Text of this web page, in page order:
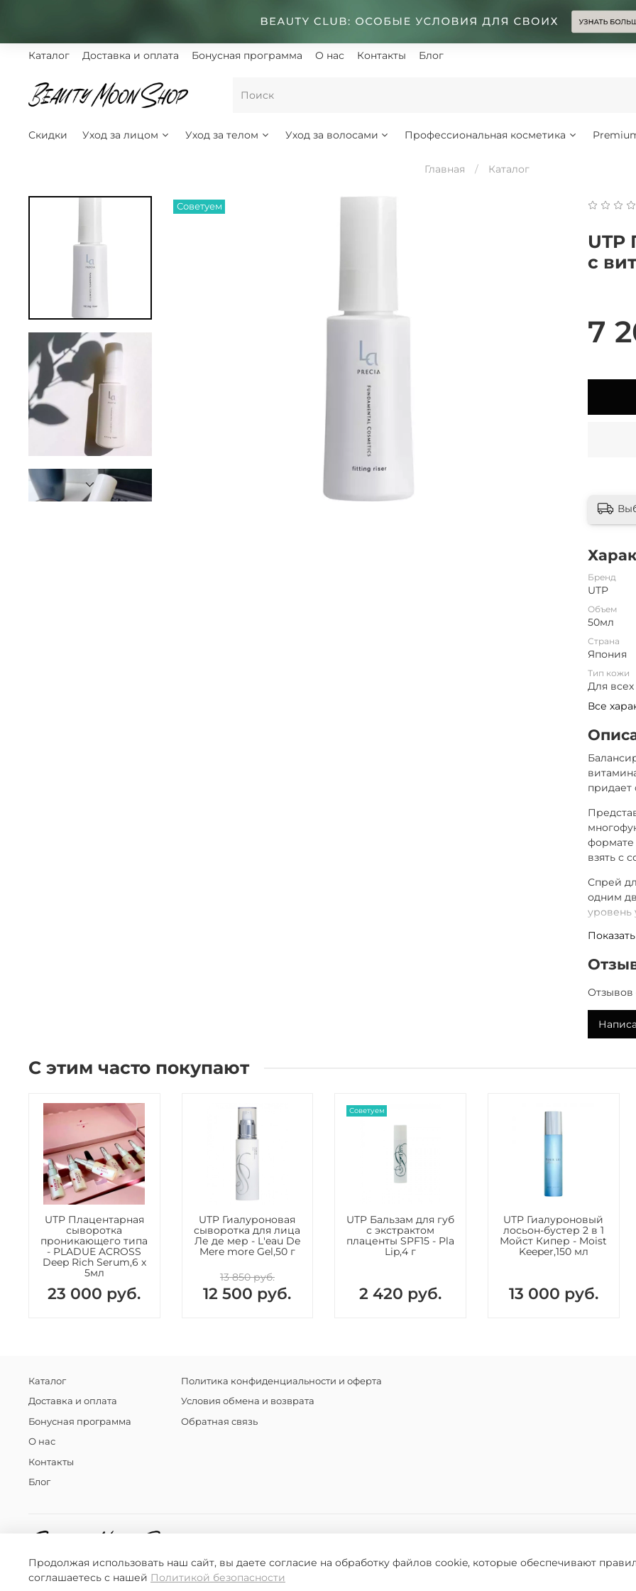
Каталог Доставка и оплата Бонусная программа О нас Контакты Блог
Скидки Уход за лицом Уход за телом Уход за волосами Профессиональная косметика
Главная Каталог
Советуем
UTP
с
7
Бренд
UTP
Объем
50мл
Страна
Япония
Тип кожи
Для
Все
придает
формате
взять с
Спрей
одним
уровень
кожи,
спрея,
Отзывов
С этим часто покупают
UTP Плацентарная
сыворотка
проникающего типа
- PLADUE ACROSS
Deep Rich Serum,6 х
5мл
23 000 руб.
UTP Гиалуроновая
сыворотка для лица
Ле де мер - L'eau De
Mere more Gel,50 г
13 850 руб.
12 500 руб.
Советуем
UTP Бальзам для губ
с экстрактом
плаценты SPF15 - Pla
Lip,4 г
2 420 руб.
UTP Гиалуроновый
лосьон-бустер 2 в 1
Мойст Кипер - Moist
Keeper,150 мл
13 000 руб.
Каталог
Доставка и оплата
Бонусная программа
О нас
Контакты
Блог
Политика конфиденциальности и оферта
Условия обмена и возврата
Обратная связь
Продолжая использовать наш сайт, вы даете согласие на обработку файлов cookie, которые обеспечивают
соглашаетесь с нашей Политикой безопасности